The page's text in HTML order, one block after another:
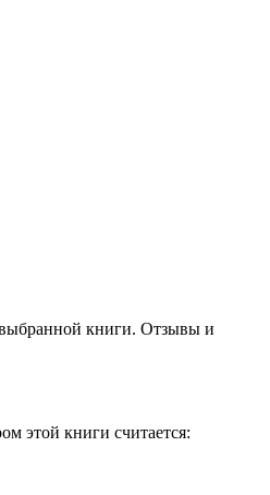
выбранной книги. Отзывы и
этой книги считается: